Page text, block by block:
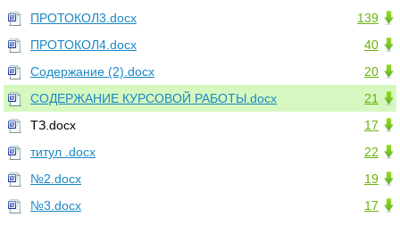
139
ПРОТОКОЛ3.docx
40
ПРОТОКОЛ4.docx
20
Содержание (2).docx
21
СОДЕРЖАНИЕ КУРСОВОЙ РАБОТЫ.docx
17
ТЗ.docx
22
титул .docx
19
№2.docx
17
№3.docx